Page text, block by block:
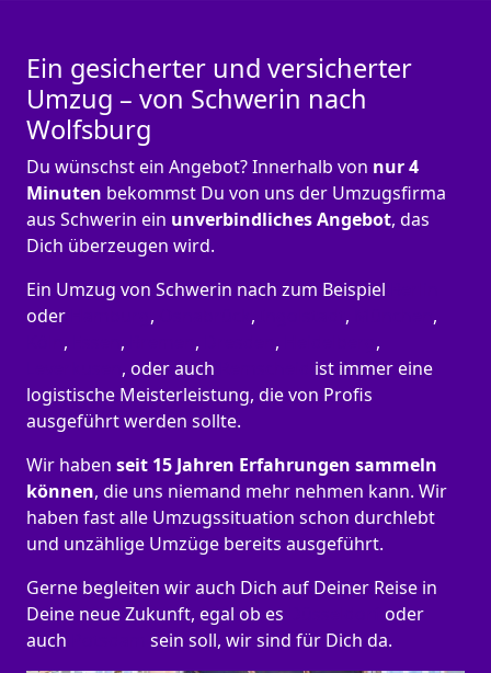
Ein gesicherter und versicherter
Umzug – von Schwerin nach
Wolfsburg
Du wünschst ein Angebot? Innerhalb von nur 4
Minuten bekommst Du von uns der Umzugsfirma
aus Schwerin ein unverbindliches Angebot, das
Dich überzeugen wird.
Ein Umzug von Schwerin nach zum Beispiel
oder
, , ,
,
, , , ,
,
, oder auch
ist immer eine
logistische Meisterleistung, die von Profis
ausgeführt werden sollte.
Wir haben seit 15 Jahren Erfahrungen sammeln
können, die uns niemand mehr nehmen kann. Wir
haben fast alle Umzugssituation schon durchlebt
und unzählige Umzüge bereits ausgeführt.
Gerne begleiten wir auch Dich auf Deiner Reise in
Deine neue Zukunft, egal ob es
oder
auch
sein soll, wir sind für Dich da.